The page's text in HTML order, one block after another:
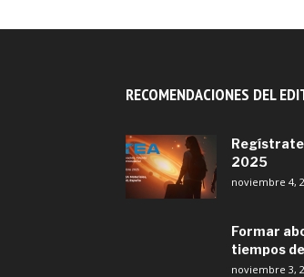
RECOMENDACIONES DEL
2025
noviembre 4,
Formar
tiempos
noviembre 3,